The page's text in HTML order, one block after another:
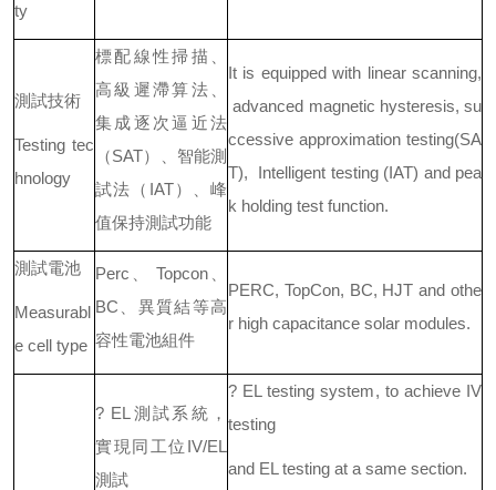
ty
測試技術
Testing tec
hnology
標配線性掃描、
高級遲滯算法、
集成逐次逼近法
（SAT）、智能測
試法（IAT）、峰
值保持測試功能
It is equipped with linear scanning,
advanced magnetic hysteresis, su
ccessive approximation testing(SA
T), Intelligent testing (IAT) and pea
k holding test function.
測試電池
Measurabl
e cell type
Perc、 Topcon、
BC、異質結等高
容性電池組件
PERC, TopCon, BC, HJT and othe
r high capacitance solar modules.
? EL測試系統，
實現同工位IV/EL
測試
? EL testing system, to achieve IV
testing
and EL testing at a same section.